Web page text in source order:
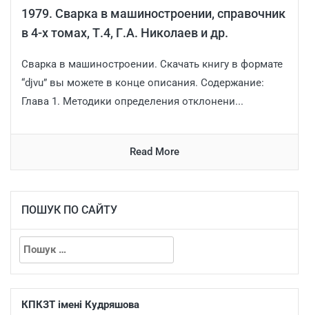
1979. Сварка в машиностроении, справочник
в 4-х томах, Т.4, Г.А. Николаев и др.
Сварка в машиностроении. Скачать книгу в формате
“djvu” вы можете в конце описания. Содержание:
Глава 1. Методики определения отклонени...
Read More
ПОШУК ПО САЙТУ
КПКЗТ імені Кудряшова